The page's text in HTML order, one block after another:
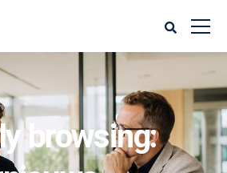
browsing: